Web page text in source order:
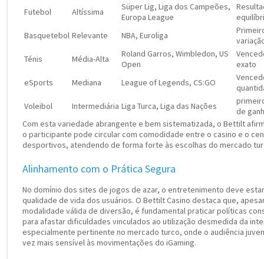
Futebol
Altíssima
Süper Lig, Liga dos Campeões,
Europa League
Basquetebol Relevante NBA, Euroliga
Ténis
Média-Alta
Roland Garros, Wimbledon, US
Open
exato
eSports
Mediana League of Legends, CS:GO
Voleibol
Intermediária Liga Turca, Liga das Nações
de
Com esta variedade abrangente e bem sistematizada, o Bettilt
o participante pode circular com comodidade entre o casino e o
desportivos, atendendo de forma forte às escolhas do mercado
Alinhamento com o Prática Segura
No domínio dos sites de jogos de azar, o entretenimento deve
qualidade de vida dos usuários. O Bettilt Casino destaca que,
modalidade válida de diversão, é fundamental praticar políticas
para afastar dificuldades vinculados ao utilização desmedida da
especialmente pertinente no mercado turco, onde o audiência
vez mais sensível às movimentações do iGaming.